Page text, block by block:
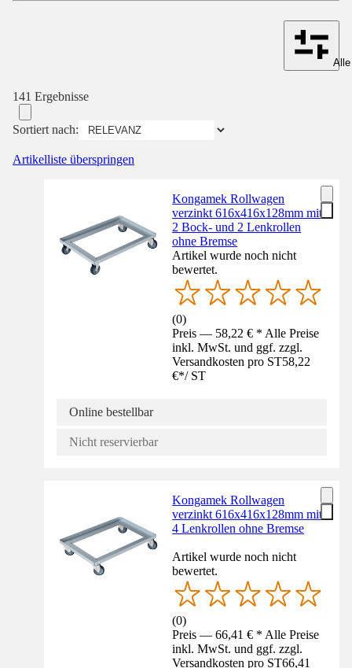
141 Ergebnisse
Sortiert nach:
Artikelliste überspringen
Kongamek Rollwagen
verzinkt 616x416x128mm mit
2 Bock- und 2 Lenkrollen
ohne Bremse
Artikel wurde noch nicht
bewertet.
(0)
Preis — 58,22 € * Alle Preise
inkl. MwSt. und ggf. zzgl.
Versandkosten pro ST58,22
€*/ ST
Online bestellbar
Nicht reservierbar
Kongamek Rollwagen
verzinkt 616x416x128mm mit
4 Lenkrollen ohne Bremse
Artikel wurde noch nicht
bewertet.
(0)
Preis — 66,41 € * Alle Preise
inkl. MwSt. und ggf. zzgl.
Versandkosten pro ST66,41